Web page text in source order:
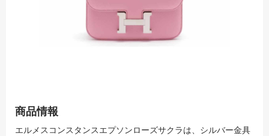
商品情報
エルメスコンスタンスエプソンローズサクラは、シルバー金具